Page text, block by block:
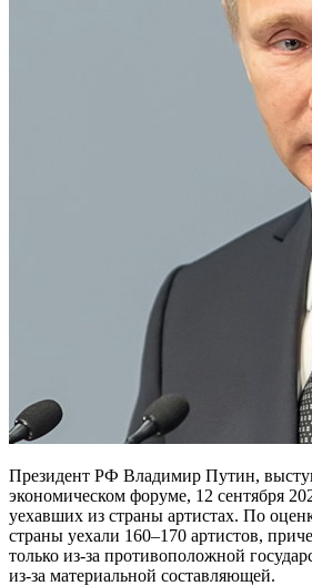
Президент РФ Владимир Путин,
экономическом форуме, 12 сентября
уехавших из страны артистах. По
страны уехали 160–170 артистов,
только из-за противоположной
из-за материальной составляющей.